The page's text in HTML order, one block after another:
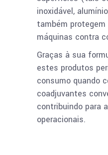
inoxidável,
também
máquinas contra
Graças à sua
estes produtos
consumo quando
coadjuvantes
contribuindo para
operacionais.